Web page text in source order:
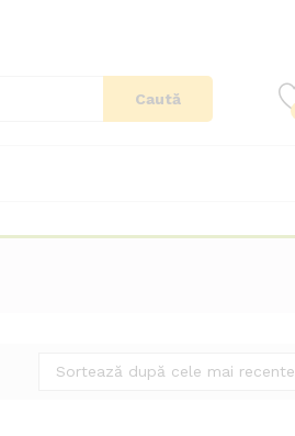
Caută
Sortează după cele mai recente